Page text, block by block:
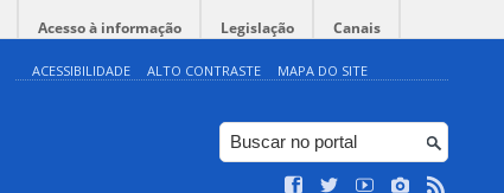
Acesso à informação Legislação Canais
ACESSIBILIDADE ALTO CONTRASTE MAPA DO SITE